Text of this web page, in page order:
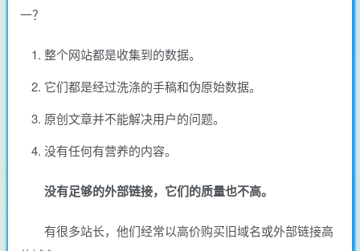
一？
整个网站都是收集到的数据。
它们都是经过洗涤的手稿和伪原始数据。
原创文章并不能解决用户的问题。
没有任何有营养的内容。
没有足够的外部链接，它们的质量也不高。
有很多站长，他们经常以高价购买旧域名或外部链接高